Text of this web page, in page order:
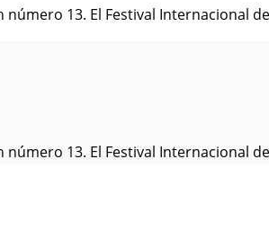
13. El Festival Internacional
13. El Festival Internacional